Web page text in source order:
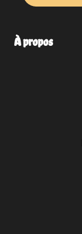
À propos